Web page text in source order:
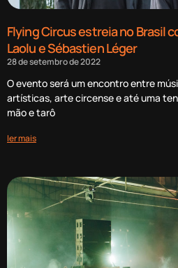
Flying Circus estreia no Brasil
Laolu e Sébastien Léger
28 de setembro de 2022
O evento será um encontro entre
artísticas, arte circense e até uma
mão e tarô
ler mais